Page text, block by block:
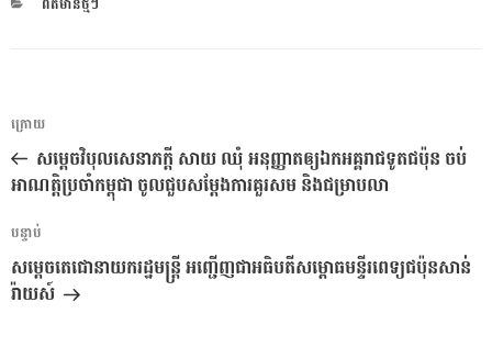
ពត៌មានថ្មីៗ
ការ​
នាំទិស​
ប្រកាស
អត្ថបទ
មុន
ក្រោយ
សម្តេចវិបុលសេនាភក្តី សាយ ឈុំ អនុញ្ញាតឲ្យឯកអគ្គរាជទូតជប៉ុន ចប់
អាណត្តិប្រចាំកម្ពុជា ចូលជួបសម្តែងការគួរសម និងជម្រាបលា
អត្ថបទ
បន្ទាប់
បន្ទាប់
សម្តេចតេជោនាយករដ្ឋមន្រ្តី អញ្ជើញជាអធិបតីសម្ពោធមន្ទីរពេទ្យជប៉ុនសាន់
រ៉ាយស៍